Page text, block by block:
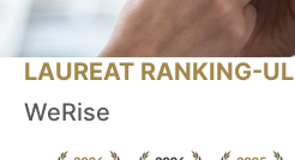
LAUREAT RANKING-
WeRise